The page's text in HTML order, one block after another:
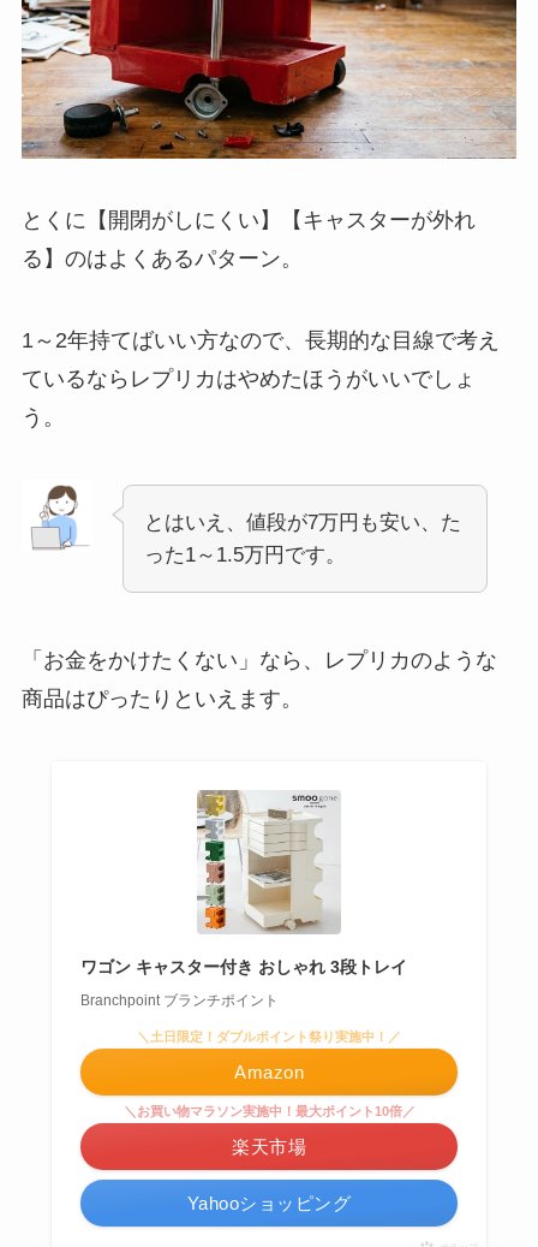
とくに【開閉がしにくい】【キャスターが外れ
る】のはよくあるパターン。
1～2年持てばいい方なので、長期的な目線で考え
ているならレプリカはやめたほうがいいでしょ
う。
とはいえ、値段が7万円も安い、た
った1～1.5万円です。
「お金をかけたくない」なら、レプリカのような
商品はぴったりといえます。
ワゴン キャスター付き おしゃれ 3段トレイ
Branchpoint ブランチポイント
＼土日限定！ダブルポイント祭り実施中！／
Amazon
＼お買い物マラソン実施中！最大ポイント10倍／
楽天市場
Yahooショッピング